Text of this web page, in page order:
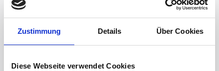
Zustimmung Details Über Cookies
Diese Webseite verwendet Cookies